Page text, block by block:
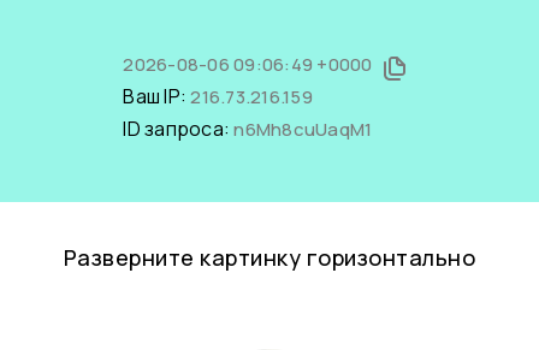
2026-08-06 09:06:49 +0000
Ваш IP:216.73.216.159
ID запроса:n6Mh8cuUaqM1
Разверните картинку горизонтально